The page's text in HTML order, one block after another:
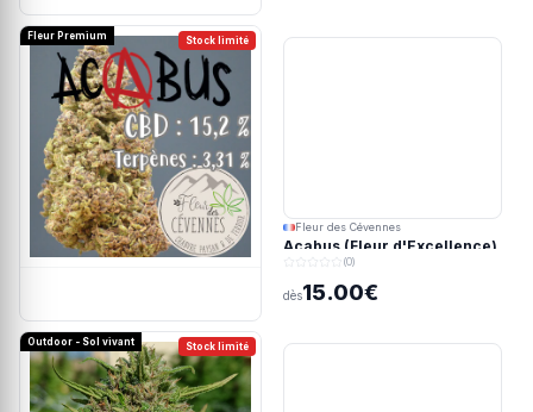
Stock limité
Fleur Premium
Fleur des Cévennes
Acabus (Fleur d'Excellence)
(0)
dès15.00€
Stock limité
Outdoor - Sol vivant